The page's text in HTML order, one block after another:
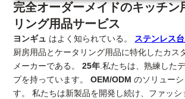
完全オーダーメイドのキッチン
リング用品サービス
ヨンギュ はよく知られている。 ステンレス
厨房用品とケータリング用品に特化したカス
メーカーである。25年.私たちは、熟練した
プを持っています。
OEM/ODMのソリュー
す。 私たちは新製品を開発し続け、ファッ